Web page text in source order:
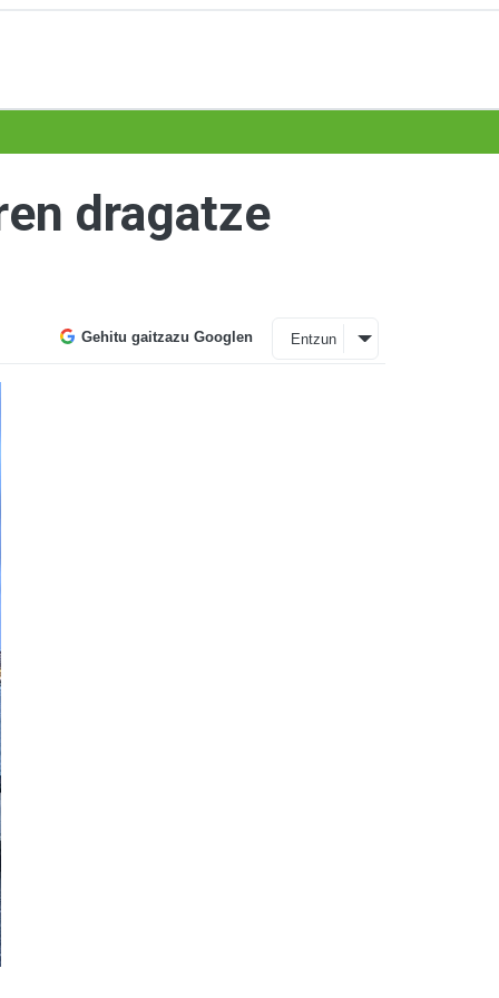
dragatze
Gehitu gaitzazu Googlen Entzun